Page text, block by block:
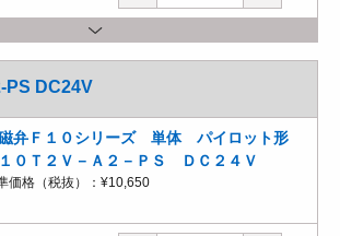
PS DC24V
弁Ｆ１０シリーズ 単体 パイロット形
０Ｔ２Ｖ－Ａ２－ＰＳ ＤＣ２４Ｖ
価格（税抜）： ¥10,650